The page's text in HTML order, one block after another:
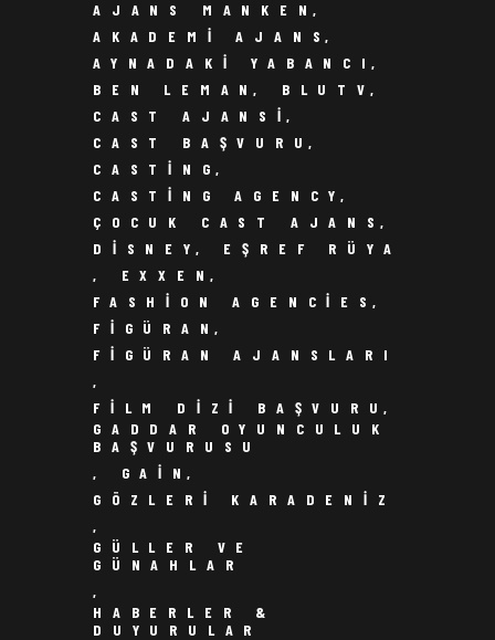
AJANS MANKEN,
AKADEMI AJANS,
AYNADAKI YABANCI,
BEN LEMAN, BLUTV,
CAST AJANSI,
CAST BAŞVURU,
CASTING,
CASTING AGENCY,
ÇOCUK CAST AJANS,
DISNEY, EŞREF RÜYA
, EXXEN,
FASHION AGENCIES,
FIGÜRAN,
FIGÜRAN AJANSLARI
,
FILM DIZI BAŞVURU,
GADDAR OYUNCULUK
BAŞVURUSU
, GAIN,
GÖZLERI KARADENIZ
,
GÜLLER VE
GÜNAHLAR
,
HABERLER &
DUYURULAR